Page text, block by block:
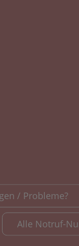
/ Probleme?
Alle Notruf-